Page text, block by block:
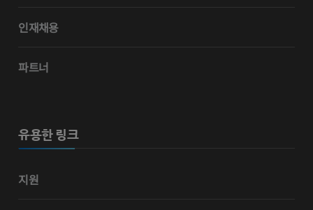
인재채용
파트너
유용한 링크
지원